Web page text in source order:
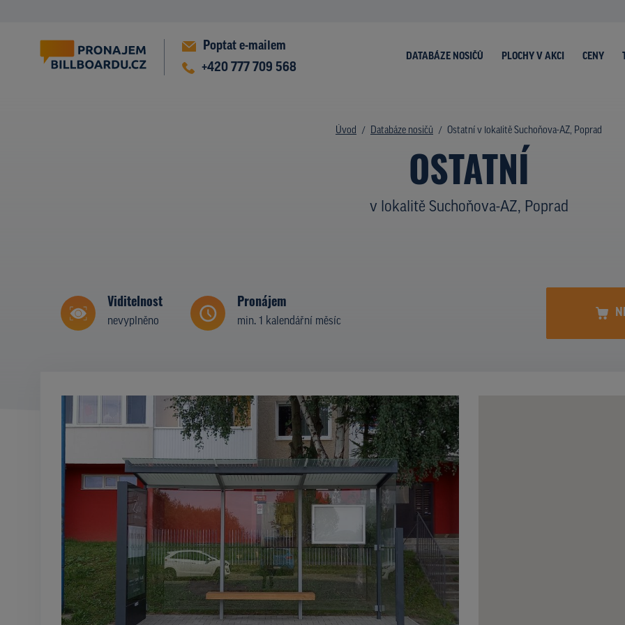
Poptat e-mailem
+420 777 709 568
DATABÁZE NOSIČŮ PLOCHY V AKCI CENY
Úvod Databáze nosičů Ostatní v lokalitě Suchoňova-AZ, Poprad
OSTATNÍ
v lokalitě Suchoňova-AZ, Poprad
Viditelnost
nevyplněno
Pronájem
min. 1 kalendářní měsíc